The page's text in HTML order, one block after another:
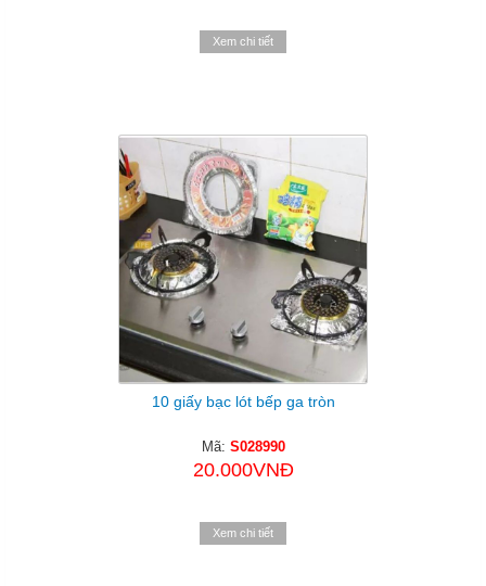
Xem chi tiết
10 giấy bạc lót bếp ga tròn
Mã: S028990
20.000VNĐ
Xem chi tiết